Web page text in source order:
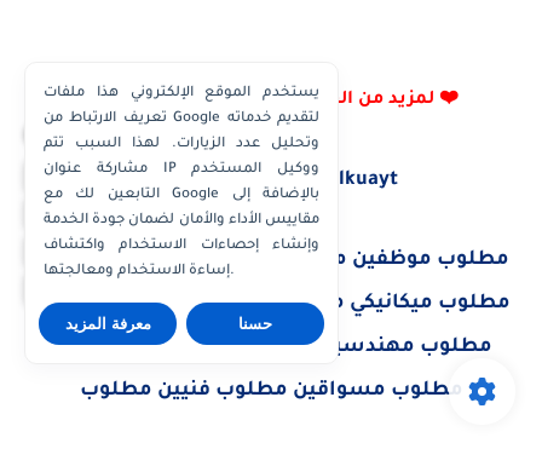
❤️⁩ لمزيد من الوظائف تابعنا علي تليجرام 💚👇
https://t.me/wazayifalkuayt
مطلوب موظفين مطلوب سائقين مطلوب مدرسين
مطلوب ميكانيكي مطلوب كول سنتر مطلوب بائعين
مطلوب مهندسين مطلوب اطباء مطلوب عمال
مطلوب مسواقين مطلوب فنيين مطلوب
واتساب الكويت
واتساب قطر
واتساب عُمان
يستخدم الموقع الإلكتروني هذا ملفات
تعريف الارتباط من Google لتقديم خدماته
وتحليل عدد الزيارات. لهذا السبب تتم
مشاركة عنوان IP ووكيل المستخدم
التابعين لك مع Google بالإضافة إلى
مقاييس الأداء والأمان لضمان جودة الخدمة
وإنشاء إحصاءات الاستخدام واكتشاف
إساءة الاستخدام ومعالجتها.
معرفة المزيد حسنا